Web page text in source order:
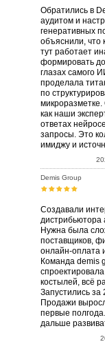
Обратились в
аудитом и
генеративных
объяснили, что
тут работает
формировать
глазах самого
проделала
по
как наши
ответах
запросы. Это
имиджу и
Demis Group
Создавали
дистрибьютора
Нужна была
поставщиков,
онлайн-оплата
Команда demis
костылей, всё
Запустились за
Продажи
первые
дальше